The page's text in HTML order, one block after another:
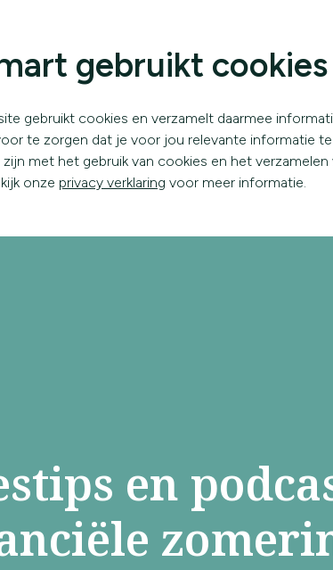
gebruikt cookies
gebruikt cookies en verzamelt daarmee
te zorgen dat je voor jou relevante informatie
zijn met het gebruik van cookies en het
onze privacy verklaring voor meer informatie.
home
en